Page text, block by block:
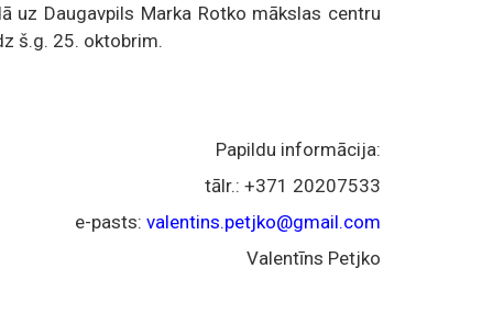
Daugavpils Marka Rotko mākslas centru
š.g. 25. oktobrim.
Papildu informācija:
tālr.: +371 20207533
e-pasts: valentins.petjko@gmail.com
Valentīns Petjko